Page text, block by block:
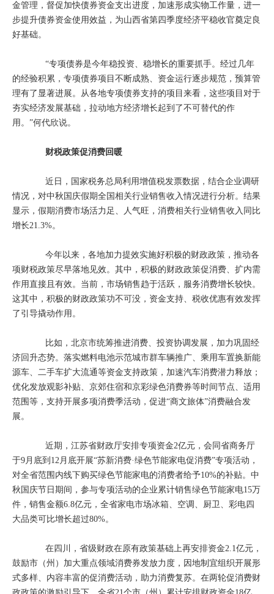
金管理，督促加快债券资金支出进度，加速形成实物工作量，进一
步提升债券资金使用效益，为山西省第四季度经济平稳收官奠定良
好基础。
“专项债券是今年稳投资、稳增长的重要抓手。经过几年
的经验积累，专项债券项目不断成熟、资金运行逐步规范，预算管
理有了显著进展。从各地专项债券支持的项目来看，这些项目对于
夯实经济发展基础，拉动地方经济增长起到了不可替代的作
用。”何代欣说。
财税政策促消费回暖
近日，国家税务总局利用增值税发票数据，结合企业调研
情况，对中秋国庆假期全国相关行业销售收入情况进行分析。结果
显示，假期消费市场活力足、人气旺，消费相关行业销售收入同比
增长21.3%。
今年以来，各地加力提效实施好积极的财政政策，推动各
项财税政策尽早落地见效。其中，积极的财政政策促消费、扩内需
作用直接且有效。当前，市场销售趋于活跃，服务消费增长较快。
这其中，积极的财政政策功不可没，资金支持、税收优惠有效发挥
了引导撬动作用。
比如，北京市统筹推进消费、投资协调发展，加力巩固经
济回升态势。落实燃料电池示范城市群车辆推广、乘用车置换新能
源车、二手车扩大流通等资金支持政策，加速汽车消费潜力释放；
优化发放观影补贴、京郊住宿和京彩绿色消费券等时间节点、适用
范围等，支持开展多项消费季活动，促进“商文旅体”消费融合发
展。
近期，江苏省财政厅安排专项资金2亿元，会同省商务厅
于9月底到12月底开展“苏新消费·绿色节能家电促消费”专项活动，
对全省范围内线下购买绿色节能家电的消费者给予10%的补贴。中
秋国庆节日期间，参与专项活动的企业累计销售绿色节能家电15万
件，销售金额6.8亿元，全省家电市场冰箱、空调、厨卫、彩电四
大品类可比增长超过80%。
在四川，省级财政在原有政策基础上再安排资金2.1亿元，
鼓励市（州）加大重点领域消费券发放力度，因地制宜组织开展形
式多样、内容丰富的促消费活动，助力消费复苏。在两轮促消费财